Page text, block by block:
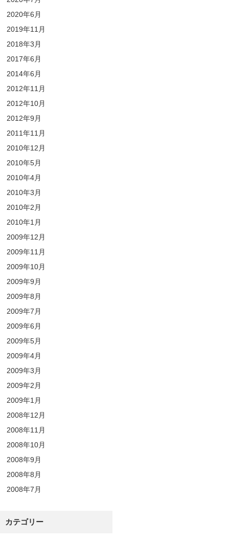
2020年6月
2019年11月
2018年3月
2017年6月
2014年6月
2012年11月
2012年10月
2012年9月
2011年11月
2010年12月
2010年5月
2010年4月
2010年3月
2010年2月
2010年1月
2009年12月
2009年11月
2009年10月
2009年9月
2009年8月
2009年7月
2009年6月
2009年5月
2009年4月
2009年3月
2009年2月
2009年1月
2008年12月
2008年11月
2008年10月
2008年9月
2008年8月
2008年7月
カテゴリー